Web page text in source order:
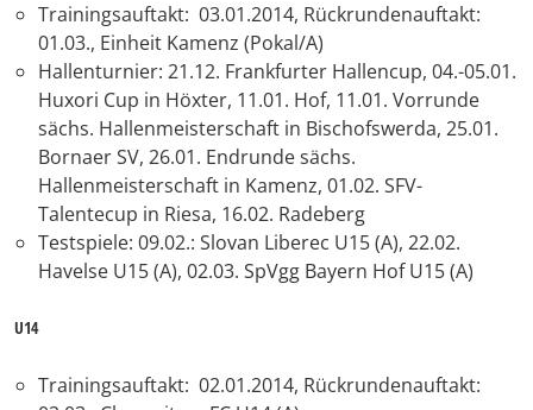
Trainingsauftakt: 03.01.2014, Rückrundenauftakt:
01.03., Einheit Kamenz (Pokal/A)
Hallenturnier: 21.12. Frankfurter Hallencup, 04.-05.01.
Huxori Cup in Höxter, 11.01. Hof, 11.01. Vorrunde
sächs. Hallenmeisterschaft in Bischofswerda, 25.01.
Bornaer SV, 26.01. Endrunde sächs.
Hallenmeisterschaft in Kamenz, 01.02. SFV-
Talentecup in Riesa, 16.02. Radeberg
Testspiele: 09.02.: Slovan Liberec U15 (A), 22.02.
Havelse U15 (A), 02.03. SpVgg Bayern Hof U15 (A)
U14
Trainingsauftakt: 02.01.2014, Rückrundenauftakt: